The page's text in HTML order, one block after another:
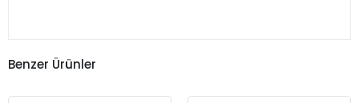
Benzer Ürünler